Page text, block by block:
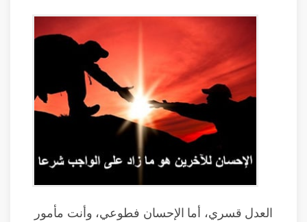
العدل قسري، أما الإحسان فطوعي، وأنت مأمور